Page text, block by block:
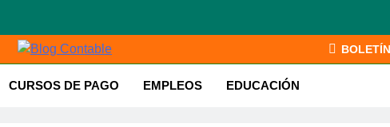
BOLETÍN
CURSOS DE PAGO EMPLEOS EDUCACIÓN